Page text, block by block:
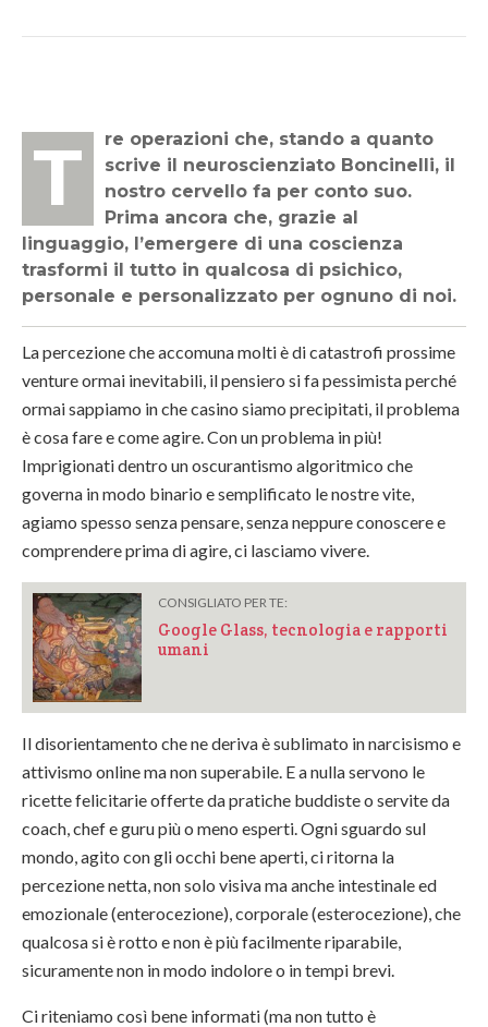
Tre operazioni che, stando a quanto
scrive il neuroscienziato Boncinelli, il
nostro cervello fa per conto suo.
Prima ancora che, grazie al
linguaggio, l’emergere di una coscienza
trasformi il tutto in qualcosa di psichico,
personale e personalizzato per ognuno di noi.
La percezione che accomuna molti è di catastrofi prossime
venture ormai inevitabili, il pensiero si fa pessimista perché
ormai sappiamo in che casino siamo precipitati, il problema
è cosa fare e come agire. Con un problema in più!
Imprigionati dentro un oscurantismo algoritmico che
governa in modo binario e semplificato le nostre vite,
agiamo spesso senza pensare, senza neppure conoscere e
comprendere prima di agire, ci lasciamo vivere.
CONSIGLIATO PER TE:
Google Glass, tecnologia e rapporti
umani
Il disorientamento che ne deriva è sublimato in narcisismo e
attivismo online ma non superabile. E a nulla servono le
ricette felicitarie offerte da pratiche buddiste o servite da
coach, chef e guru più o meno esperti. Ogni sguardo sul
mondo, agito con gli occhi bene aperti, ci ritorna la
percezione netta, non solo visiva ma anche intestinale ed
emozionale (enterocezione), corporale (esterocezione), che
qualcosa si è rotto e non è più facilmente riparabile,
sicuramente non in modo indolore o in tempi brevi.
Ci riteniamo così bene informati (ma non tutto è